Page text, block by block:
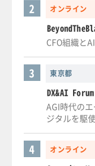
オンライン
2
CFO組織と
東京都
3
DX&AI
AGI時代の
ジタルを駆
オンライン
4